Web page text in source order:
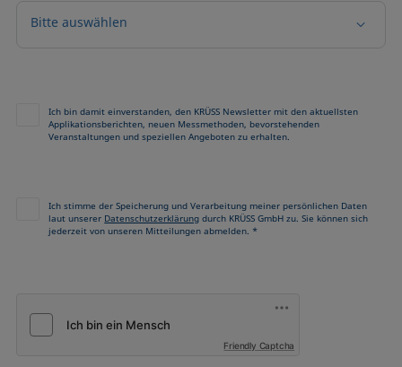
Bitte auswählen
Ich bin damit einverstanden, den KRÜSS Newsletter mit den aktuellsten
Applikationsberichten, neuen Messmethoden, bevorstehenden
Veranstaltungen und speziellen Angeboten zu erhalten.
Ich stimme der Speicherung und Verarbeitung meiner persönlichen Daten
laut unserer Datenschutzerklärung durch KRÜSS GmbH zu. Sie können sich
jederzeit von unseren Mitteilungen abmelden. *
Friendly Captcha